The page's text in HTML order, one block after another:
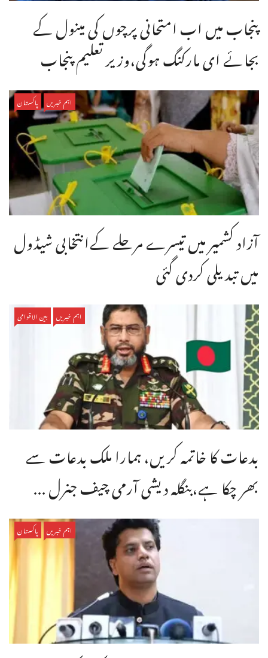
پنجاب میں اب امتحانی پرچوں کی مینول کے
بجائے ای مارکنگ ہوگی،وزیر تعلیم پنجاب
اہم خبریں پاکستان
آزاد کشمیر میں تیسرے مرحلے کےانتخابی شیڈول
میں تبدیلی کردی گئی
اہم خبریں بین الاقوامی
بدعات کا خاتمہ کریں، ہمارا ملک بدعات سے
بھر چکا ہے،بنگله دیشی آرمی چیف جنرل ...
اہم خبریں پاکستان